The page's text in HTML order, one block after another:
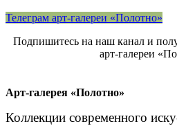
Телеграм арт-галереи «Полотно»
Подпишитесь на наш канал и
арт-галереи
Арт-галерея «Полотно»
Коллекции современного